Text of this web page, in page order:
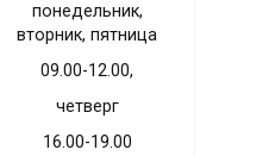
понедельник,
вторник, пятница
09.00-12.00,
четверг
16.00-19.00